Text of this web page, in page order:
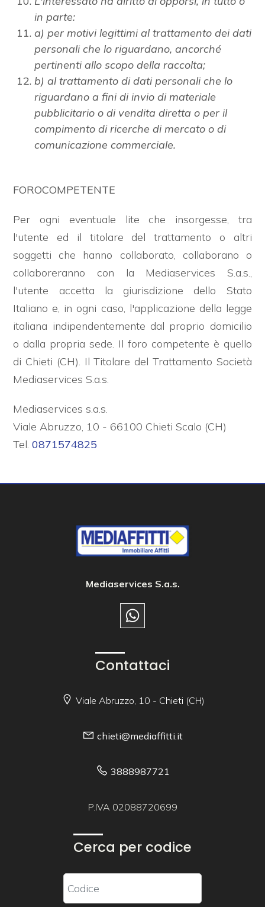
in parte:
a) per motivi legittimi al trattamento dei dati
personali che lo riguardano, ancorché
pertinenti allo scopo della raccolta;
b) al trattamento di dati personali che lo
riguardano a fini di invio di materiale
pubblicitario o di vendita diretta o per il
compimento di ricerche di mercato o di
comunicazione commerciale.
FOROCOMPETENTE
Per ogni eventuale lite che insorgesse, tra
l'utente ed il titolare del trattamento o altri
soggetti che hanno collaborato, collaborano o
collaboreranno con la Mediaservices S.a.s.,
l'utente accetta la giurisdizione dello Stato
Italiano e, in ogni caso, l'applicazione della legge
italiana indipendentemente dal proprio domicilio
o dalla propria sede. Il foro competente è quello
di Chieti (CH). Il Titolare del Trattamento Società
Mediaservices S.a.s.
Mediaservices s.a.s.
Viale Abruzzo, 10 - 66100 Chieti Scalo (CH)
Tel.0871574825
Mediaservices S.a.s.
Contattaci
Viale Abruzzo, 10 - Chieti (CH)
chieti@mediaffitti.it
3888987721
P.IVA 02088720699
Cerca per codice